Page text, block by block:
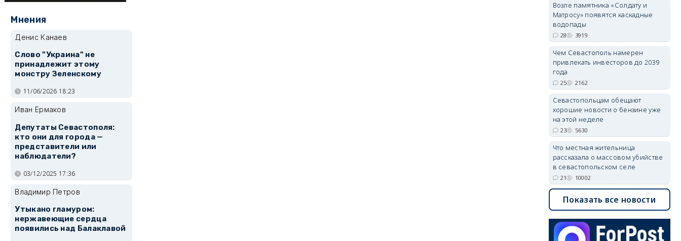
Мнения
Денис Канаев
Слово "Украина" не
принадлежит этому
монстру Зеленскому
11/06/2026 18:23
Иван Ермаков
Депутаты Севастополя:
кто они для города —
представители или
наблюдатели?
03/12/2025 17:36
Владимир Петров
Утыкано гламуром:
нержавеющие сердца
появились над Балаклавой
Возле памятника «Солдату и
Матросу» появятся каскадные
водопады
28 3919
Чем Севастополь намерен
привлекать инвесторов до 2039
года
25 2162
Севастопольцам обещают
хорошие новости о бензине уже
на этой неделе
23 5630
Что местная жительница
рассказала о массовом убийстве
в севастопольском селе
21 10002
Показать все новости